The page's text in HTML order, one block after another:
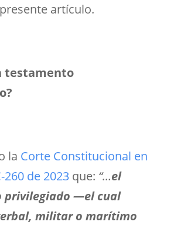
artículo.
testamento
la Corte Constitucional en
260 de 2023que: “…el
privilegiado —el cual
militar o marítimo